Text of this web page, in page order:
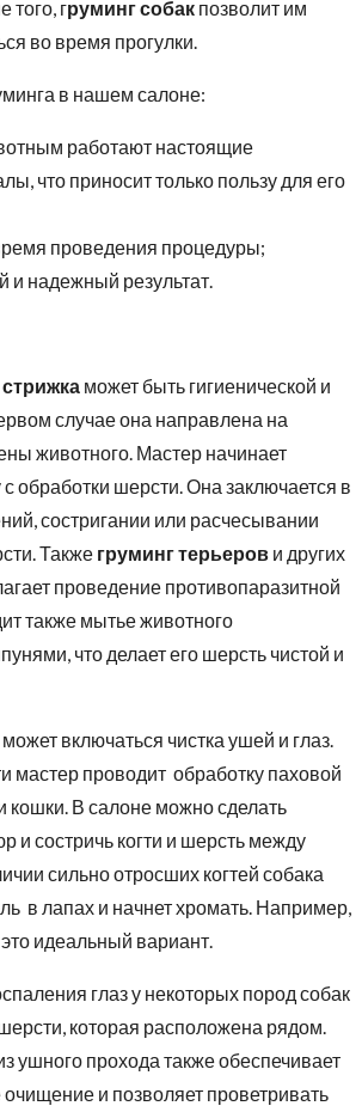
того, груминг собак позволит им
во время прогулки.
в нашем салоне:
работают настоящие
что приносит только пользу для его
проведения процедуры;
и надежный результат.
может быть гигиенической и
случае она направлена на
животного. Мастер начинает
обработки шерсти. Она заключается в
состригании или расчесывании
Также груминг терьеров и других
проведение противопаразитной
также мытье животного
что делает его шерсть чистой и
может включаться чистка ушей и глаз.
мастер проводит обработку паховой
кошки. В салоне можно сделать
и состричь когти и шерсть между
сильно отросших когтей собака
в лапах и начнет хромать. Например,
идеальный вариант.
глаз у некоторых пород собак
которая расположена рядом.
ушного прохода также обеспечивает
и позволяет проветривать